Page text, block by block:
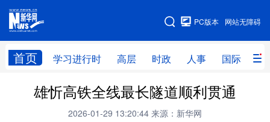
网站无障碍
PC版本
首页 学习进行时 高层 时政 人事 国际 财
网站地图
学习进行时 高层 时政 人事
财经 网评
雄忻高铁全线最长隧道顺利贯通
2026-01-29 13:20:44 来源：新华网